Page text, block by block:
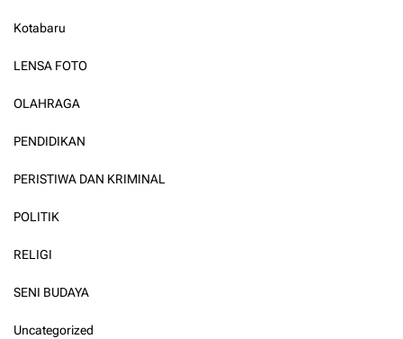
Kotabaru
LENSA FOTO
OLAHRAGA
PENDIDIKAN
PERISTIWA DAN KRIMINAL
POLITIK
RELIGI
SENI BUDAYA
Uncategorized